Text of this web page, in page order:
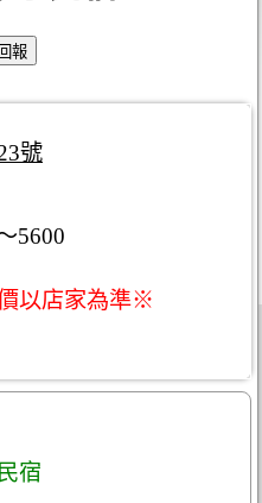
號
5600
以店家為準※
宿